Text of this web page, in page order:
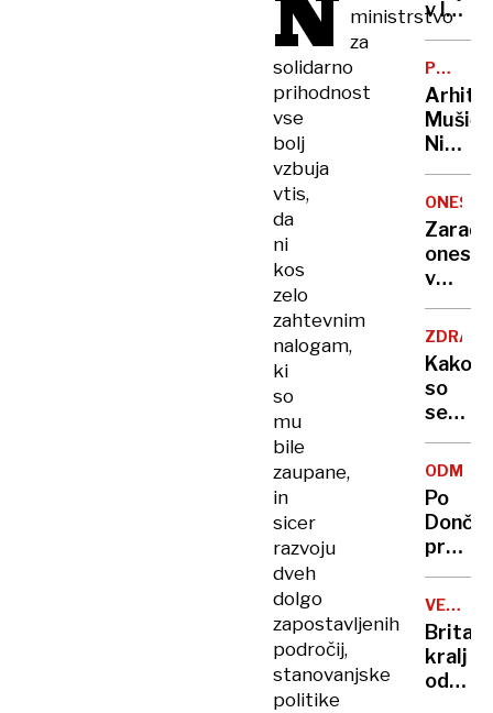
ministrstvo
za
solidarno
prihodnost
vse
bolj
vzbuja
vtis,
da
ni
kos
zelo
zahtevnim
nalogam,
ki
so
mu
bile
zaupane,
in
sicer
razvoju
dveh
dolgo
zapostavljenih
področij,
stanovanjske
politike
zadavil
ženo
v lov
na
nov
rekord
CENTER
Mušič:
Nikoli
nisem
da je
to v
moji
sploh
Zaradi
v
delu
voda
Kako
so
se
cilji
vlade
Po
Karma
je
psica,
Nico
pa
njen
VELIKA
kralj